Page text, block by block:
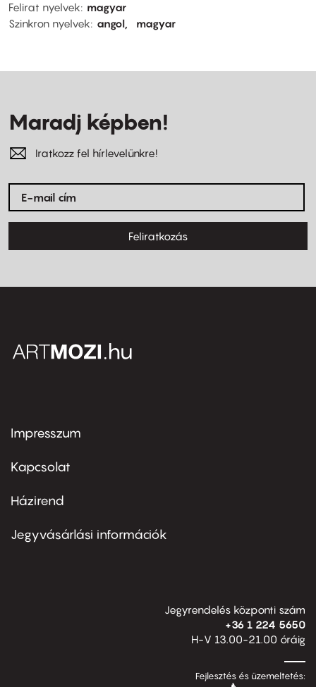
Felirat nyelvek
magyar
Szinkron nyelvek
angol magyar
Maradj képben!
Iratkozz fel hírlevelünkre!
Feliratkozás
Footer
first
Impresszum
Kapcsolat
Footer
second
Házirend
Jegyvásárlási információk
Jegyrendelés központi szám
+36 1 224 5650
H-V 13.00-21.00 óráig
Fejlesztés és üzemeltetés: